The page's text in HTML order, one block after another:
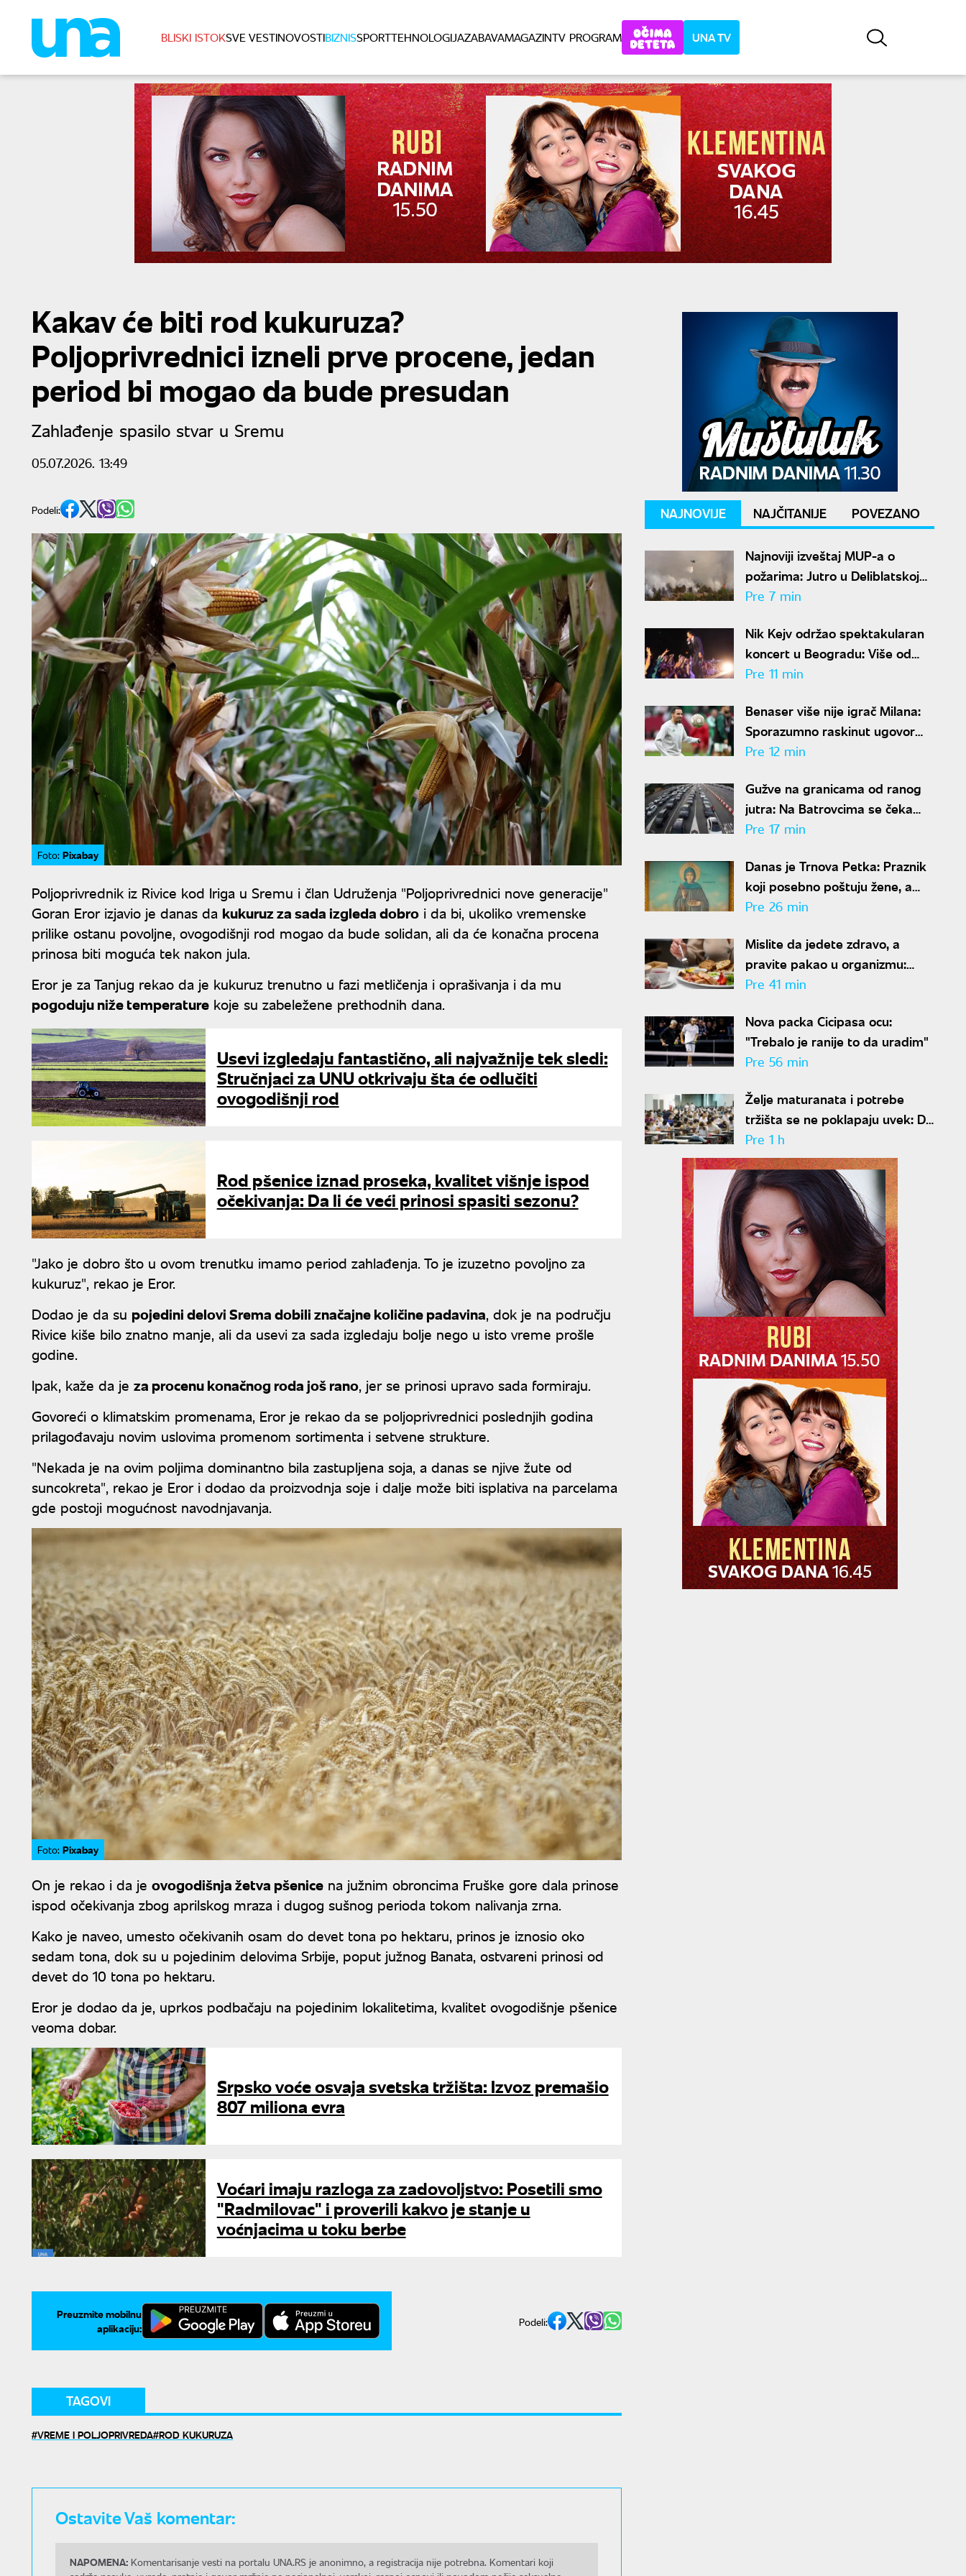
BLISKI ISTOKSVE VESTINOVOSTIBIZNISSPORTTEHNOLOGIJAZABAVAMAGAZINTV PROGRAM UNA TV
Kakav će biti rod kukuruza?
Poljoprivrednici izneli prve procene, jedan
period bi mogao da bude presudan
Zahlađenje spasilo stvar u Sremu
05.07.2026. 13:49
Podeli:
Foto: Pixabay
Poljoprivrednik iz Rivice kod Iriga u Sremu i član Udruženja "Poljoprivrednici nove generacije"
Goran Eror izjavio je danas da kukuruz za sada izgleda dobro i da bi, ukoliko vremenske
prilike ostanu povoljne, ovogodišnji rod mogao da bude solidan, ali da će konačna procena
prinosa biti moguća tek nakon jula.
Eror je za Tanjug rekao da je kukuruz trenutno u fazi metličenja i oprašivanja i da mu
pogoduju niže temperature koje su zabeležene prethodnih dana.
Usevi izgledaju fantastično, ali najvažnije tek sledi:
Stručnjaci za UNU otkrivaju šta će odlučiti
ovogodišnji rod
Rod pšenice iznad proseka, kvalitet višnje ispod
očekivanja: Da li će veći prinosi spasiti sezonu?
"Jako je dobro što u ovom trenutku imamo period zahlađenja. To je izuzetno povoljno za
kukuruz", rekao je Eror.
Dodao je da su pojedini delovi Srema dobili značajne količine padavina, dok je na području
Rivice kiše bilo znatno manje, ali da usevi za sada izgledaju bolje nego u isto vreme prošle
godine.
Ipak, kaže da je za procenu konačnog roda još rano, jer se prinosi upravo sada formiraju.
Govoreći o klimatskim promenama, Eror je rekao da se poljoprivrednici poslednjih godina
prilagođavaju novim uslovima promenom sortimenta i setvene strukture.
"Nekada je na ovim poljima dominantno bila zastupljena soja, a danas se njive žute od
suncokreta", rekao je Eror i dodao da proizvodnja soje i dalje može biti isplativa na parcelama
gde postoji mogućnost navodnjavanja.
Foto: Pixabay
On je rekao i da je ovogodišnja žetva pšenice na južnim obroncima Fruške gore dala prinose
ispod očekivanja zbog aprilskog mraza i dugog sušnog perioda tokom nalivanja zrna.
Kako je naveo, umesto očekivanih osam do devet tona po hektaru, prinos je iznosio oko
sedam tona, dok su u pojedinim delovima Srbije, poput južnog Banata, ostvareni prinosi od
devet do 10 tona po hektaru.
Eror je dodao da je, uprkos podbačaju na pojedinim lokalitetima, kvalitet ovogodišnje pšenice
veoma dobar.
Srpsko voće osvaja svetska tržišta: Izvoz premašio
807 miliona evra
Voćari imaju razloga za zadovoljstvo: Posetili smo
"Radmilovac" i proverili kakvo je stanje u
voćnjacima u toku berbe
Preuzmite mobilnu
aplikaciju:
Podeli:
TAGOVI
VREME I POLJOPRIVREDA ROD KUKURUZA
Ostavite Vaš komentar:
NAPOMENA: Komentarisanje vesti na portalu UNA.RS je anonimno, a registracija nije potrebna. Komentari koji
NAJNOVIJE NAJČITANIJE POVEZANO
Najnoviji izveštaj MUP-a o
požarima: Jutro u Deliblatskoj
peščari mirnije, helikopteri se
Pre 7 min
Nik Kejv održao spektakularan
koncert u Beogradu: Više od
dva i po sata muzike na
Pre 11 min
Benaser više nije igrač Milana:
Sporazumno raskinut ugovor
posle šest godina
Pre 12 min
Gužve na granicama od ranog
jutra: Na Batrovcima se čeka
četiri sata, evo gde su još
Pre 17 min
Danas je Trnova Petka: Praznik
koji posebno poštuju žene, a
ovo su običaji i verovanja
Pre 26 min
Mislite da jedete zdravo, a
pravite pakao u organizmu:
Izbegavajte ove namirnice u
krvi nestabilan
Pre 41 min
Nova packa Cicipasa ocu:
"Trebalo je ranije to da uradim"
Pre 56 min
Želje maturanata i potrebe
tržišta se ne poklapaju uvek: Da
li popularnost fakulteta znači i
siguran posao?
Pre 1 h